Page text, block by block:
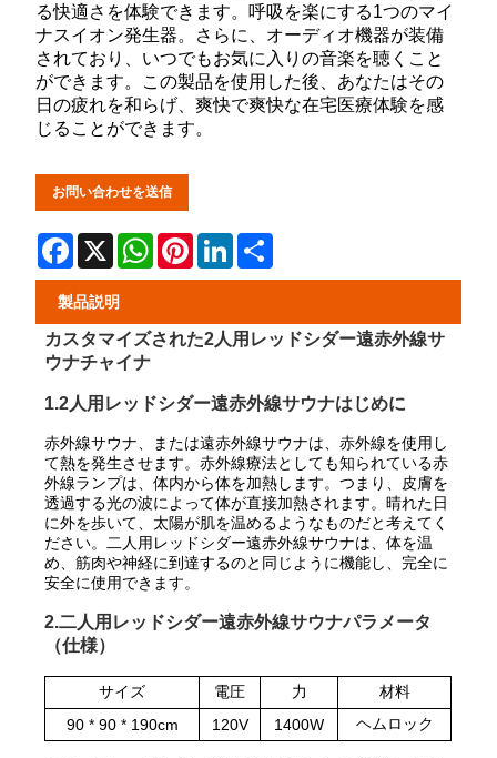
る快適さを体験できます。呼吸を楽にする1つのマイ
ナスイオン発生器。さらに、オーディオ機器が装備
されており、いつでもお気に入りの音楽を聴くこと
ができます。この製品を使用した後、あなたはその
日の疲れを和らげ、爽快で爽快な在宅医療体験を感
じることができます。
お問い合わせを送信
Facebook
X WhatsApp
PinterestLinkedIn
製品説明
カスタマイズされた2人用レッドシダー遠赤外線サ
ウナチャイナ
1.2人用レッドシダー遠赤外線サウナはじめに
赤外線サウナ、または遠赤外線サウナは、赤外線を使用し
て熱を発生させます。赤外線療法としても知られている赤
外線ランプは、体内から体を加熱します。つまり、皮膚を
透過する光の波によって体が直接加熱されます。晴れた日
に外を歩いて、太陽が肌を温めるようなものだと考えてく
ださい。二人用レッドシダー遠赤外線サウナは、体を温
め、筋肉や神経に到達するのと同じように機能し、完全に
安全に使用できます。
2.二人用レッドシダー遠赤外線サウナパラメータ
（仕様）
サイズ 電圧 力
材料
90 * 90 * 190cm
120V 1400W ヘムロック